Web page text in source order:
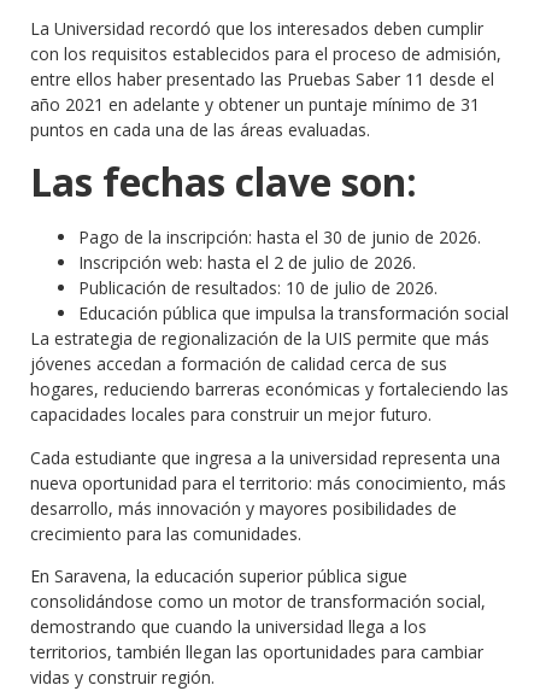
La Universidad recordó que los interesados deben cumplir
con los requisitos establecidos para el proceso de admisión,
entre ellos haber presentado las Pruebas Saber 11 desde el
año 2021 en adelante y obtener un puntaje mínimo de 31
puntos en cada una de las áreas evaluadas.
Las fechas clave son:
Pago de la inscripción: hasta el 30 de junio de 2026.
Inscripción web: hasta el 2 de julio de 2026.
Publicación de resultados: 10 de julio de 2026.
Educación pública que impulsa la transformación social
La estrategia de regionalización de la UIS permite que más
jóvenes accedan a formación de calidad cerca de sus
hogares, reduciendo barreras económicas y fortaleciendo las
capacidades locales para construir un mejor futuro.
Cada estudiante que ingresa a la universidad representa una
nueva oportunidad para el territorio: más conocimiento, más
desarrollo, más innovación y mayores posibilidades de
crecimiento para las comunidades.
En Saravena, la educación superior pública sigue
consolidándose como un motor de transformación social,
demostrando que cuando la universidad llega a los
territorios, también llegan las oportunidades para cambiar
vidas y construir región.